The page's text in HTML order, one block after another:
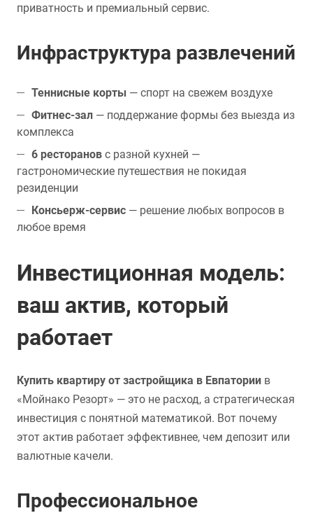
приватность и премиальный сервис.
Инфраструктура развлечений
Теннисные корты — спорт на свежем воздухе
Фитнес-зал — поддержание формы без выезда из
комплекса
6 ресторанов с разной кухней —
гастрономические путешествия не покидая
резиденции
Консьерж-сервис — решение любых вопросов в
любое время
Инвестиционная модель:
ваш актив, который
работает
Купить квартиру от застройщика в Евпатории в
«Мойнако Резорт» — это не расход, а стратегическая
инвестиция с понятной математикой. Вот почему
этот актив работает эффективнее, чем депозит или
валютные качели.
Профессиональное